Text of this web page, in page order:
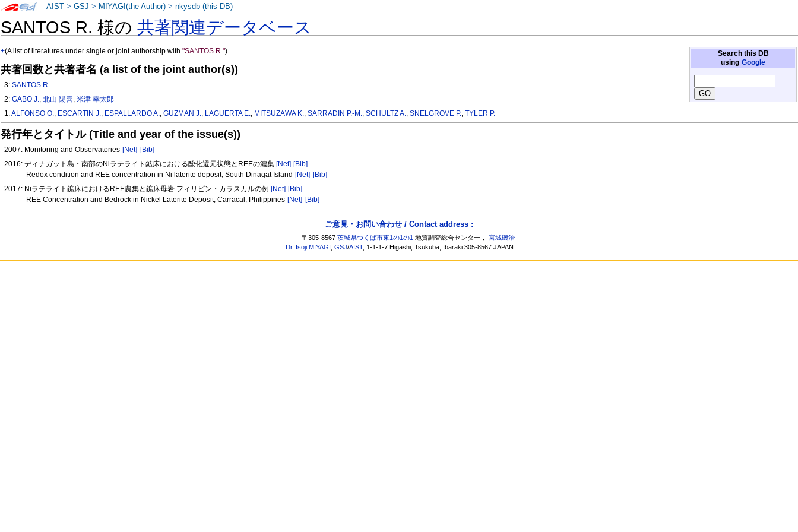
SANTOS R. 様の共著関連データベース
Search this DB
using Google
+(A list of literatures under single or joint authorship with"SANTOS R.")
共著回数と共著者名 (a list of the joint author(s))
3:SANTOS R.
2:GABO J.,北山 陽喜,米津 幸太郎
1:ALFONSO O., ESCARTIN J., ESPALLARDO A.,GUZMAN J., LAGUERTA E., MITSUZAWA K.,SARRADIN P.-M.,SCHULTZ A.,SNELGROVE P.,TYLER P.
発行年とタイトル (Title and year of the issue(s))
2007: Monitoring and Observatories [Net] [Bib]
2016: ディナガット島・南部のNiラテライト鉱床における酸化還元状態とREEの濃集 [Net] [Bib]
Redox condition and REE concentration in Ni laterite deposit, South Dinagat Island [Net] [Bib]
2017: Niラテライト鉱床におけるREE農集と鉱床母岩 フィリピン・カラスカルの例 [Net] [Bib]
REE Concentration and Bedrock in Nickel Laterite Deposit, Carracal, Philippines [Net] [Bib]
AIST >GSJ > MIYAGI(the Author) >nkysdb (this DB)
ご意見・お問い合わせ / Contact address :
〒305-8567茨城県つくば市東1の1の1 地質調査総合センター，宮城磯治
Dr. Isoji MIYAGI
,GSJ/AIST, 1-1-1-7 Higashi, Tsukuba, Ibaraki 305-8567 JAPAN